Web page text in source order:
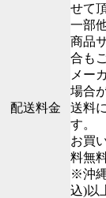
せて
一部
商品
合も
メー
場合
配送料金
送料
す。
お買
料無
※沖
込)以